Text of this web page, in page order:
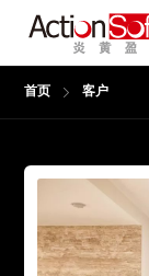
首页 客户